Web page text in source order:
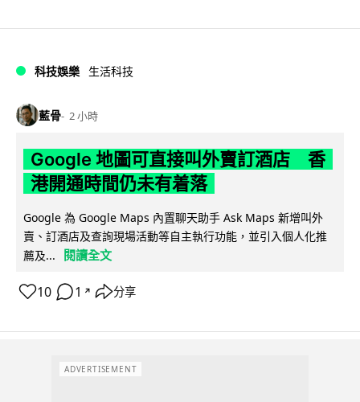
科技娛樂 生活科技
藍骨 2 小時
Google 地圖可直接叫外賣訂酒店 香
港開通時間仍未有着落
Google 為 Google Maps 內置聊天助手 Ask Maps 新增叫外
賣、訂酒店及查詢現場活動等自主執行功能，並引入個人化推
薦及...
閱讀全文
10 1 ↗ 分享
ADVERTISEMENT